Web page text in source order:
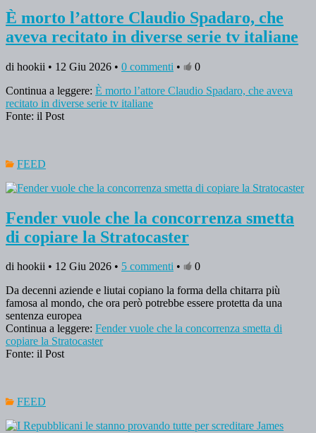
È morto l’attore Claudio Spadaro, che
aveva recitato in diverse serie tv italiane
di hookii • 12 Giu 2026 • 0 commenti •
0
Continua a leggere: È morto l’attore Claudio Spadaro, che aveva
recitato in diverse serie tv italiane
Fonte: il Post
FEED
Fender vuole che la concorrenza smetta
di copiare la Stratocaster
di hookii • 12 Giu 2026 • 5 commenti •
0
Da decenni aziende e liutai copiano la forma della chitarra più
famosa al mondo, che ora però potrebbe essere protetta da una
sentenza europea
Continua a leggere: Fender vuole che la concorrenza smetta di
copiare la Stratocaster
Fonte: il Post
FEED